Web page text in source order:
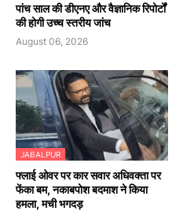
पांच साल की डीएनए और वैज्ञानिक रिपोर्टों
की होगी उच्च स्तरीय जांच
August 06, 2026
JABALPUR
फ्लाई ओवर पर कार सवार अधिवक्ता पर
फेंका बम, नकाबपोश बदमाश ने किया
हमला, मची भगदड़